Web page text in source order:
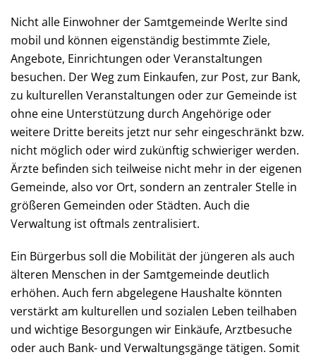
Nicht alle Einwohner der Samtgemeinde Werlte sind
mobil und können eigenständig bestimmte Ziele,
Angebote, Einrichtungen oder Veranstaltungen
besuchen. Der Weg zum Einkaufen, zur Post, zur Bank,
zu kulturellen Veranstaltungen oder zur Gemeinde ist
ohne eine Unterstützung durch Angehörige oder
weitere Dritte bereits jetzt nur sehr eingeschränkt bzw.
nicht möglich oder wird zukünftig schwieriger werden.
Ärzte befinden sich teilweise nicht mehr in der eigenen
Gemeinde, also vor Ort, sondern an zentraler Stelle in
größeren Gemeinden oder Städten. Auch die
Verwaltung ist oftmals zentralisiert.
Ein Bürgerbus soll die Mobilität der jüngeren als auch
älteren Menschen in der Samtgemeinde deutlich
erhöhen. Auch fern abgelegene Haushalte könnten
verstärkt am kulturellen und sozialen Leben teilhaben
und wichtige Besorgungen wir Einkäufe, Arztbesuche
oder auch Bank- und Verwaltungsgänge tätigen. Somit